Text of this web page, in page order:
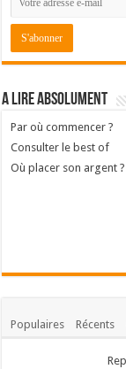
A lire absolument
Par où commencer ?
Consulter le best of
Où placer son argent ?
Populaires Récents